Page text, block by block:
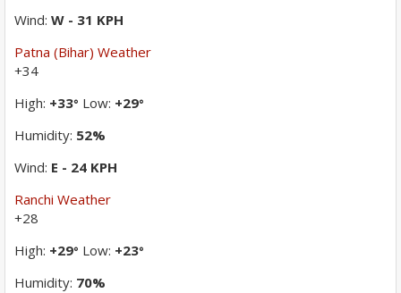
Wind: W - 31 KPH
Patna (Bihar) Weather
+34
High: +33° Low: +29°
Humidity: 52%
Wind: E - 24 KPH
Ranchi Weather
+28
High: +29° Low: +23°
Humidity: 70%